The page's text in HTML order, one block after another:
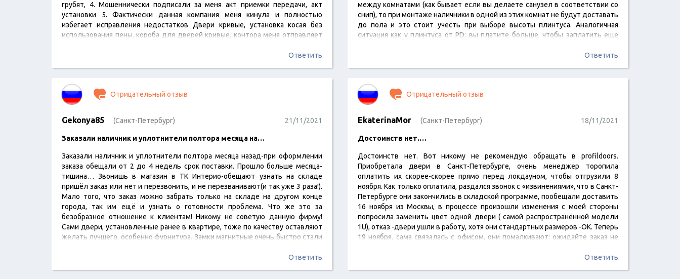
грубят, 4. Мошеннически подписали за меня акт приемки передачи, акт
установки 5. Фактически данная компания меня кинула и полностью
избегает исправления недостатков Двери кривые, установка косая без
использования пены, короба для дверей кривые, контора меня отправляет
Ответить
между комнатами (как бывает если вы делаете санузел в соответствии со
снип), то при монтаже наличники в одной из этих комнат не будут доставать
до пола и это стоит учесть при выборе высоты плинтуса. Аналогичная
ситуация как у плинтуса от PD: вы платите больше, чтобы заплатить еще
Ответить
Отрицательный отзыв
Gekonya85 (Санкт-Петербург) 21/11/2021
Заказали наличник и уплотнители полтора месяца на…
Заказали наличник и уплотнители полтора месяца назад-при оформлении
заказа обещали от 2 до 4 недель срок поставки. Прошло больше месяца-
тишина… Звонишь в магазин в ТК Интерио-обещают узнать на складе
пришёл заказ или нет и перезвонить, и не перезванивают(и так уже 3 раза!).
Мало того, что заказ можно забрать только на складе на другом конце
города, так им ещё и узнать о готовности проблема. Что же это за
безобразное отношение к клиентам! Никому не советую данную фирму!
Сами двери, установленные ранее в квартире, тоже по качеству оставляют
желать лучшего, особенно фурнитура. Замки магнитные очень быстро стали
читать отзыв
Ответить
Отрицательный отзыв
EkaterinaMor (Санкт-Петербург) 18/11/2021
Достоинств нет.…
Достоинств нет. Вот никому не рекомендую обращать в profildoors.
Приобретала двери в Санкт-Петербурге, очень менеджер торопила
оплатить их скорее-скорее прямо перед локдауном, чтобы отгрузили 8
ноября. Как только оплатила, раздался звонок с «извинениями», что в Санкт-
Петербурге они закончились в складской программе, пообещали доставить
16 ноября из Москвы, в процессе произошли изменения с моей стороны
попросила заменить цвет одной двери ( самой распространённой модели
1U), отказ -двери ушли в работу, хотя они стандартных размеров -ОК. Теперь
19 ноября, сама связалась с офисом, они помалкивают: ожидайте заказ не
Ответить